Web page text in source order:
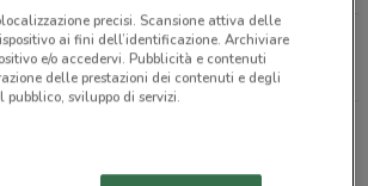
2 Milano
24 Milano
precisi. Scansione attiva delle
ai fini dell’identificazione. Archiviare
e/o accedervi. Pubblicità e contenuti
delle prestazioni dei contenuti e degli
sviluppo di servizi.